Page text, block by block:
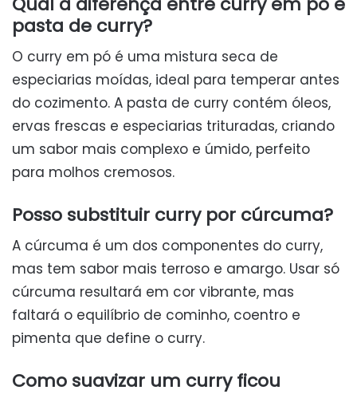
pasta de curry?
O curry em pó é uma mistura seca de
especiarias moídas, ideal para temperar antes
do cozimento. A pasta de curry contém óleos,
ervas frescas e especiarias trituradas, criando
um sabor mais complexo e úmido, perfeito
para molhos cremosos.
Posso substituir curry por cúrcuma?
A cúrcuma é um dos componentes do curry,
mas tem sabor mais terroso e amargo. Usar só
cúrcuma resultará em cor vibrante, mas
faltará o equilíbrio de cominho, coentro e
pimenta que define o curry.
Como suavizar um curry ficou